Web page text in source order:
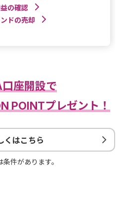
の確認
ドの売却
座開設で
POINTプレゼント！
くはこちら
件があります。